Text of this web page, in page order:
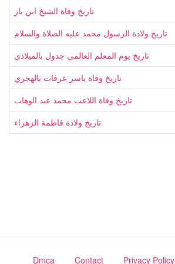
تاريخ وفاة الشيخ ابن باز
تاريخ ولادة الرسول محمد عليه الصلاة والسلام
تاريخ يوم المعلم العالمي جدول بالميلادي
تاريخ وفاة ياسر عرفات بالهجري
تاريخ وفاة اللاعب محمد عبد الوهاب
تاريخ ولادة فاطمة الزهراء
Dmca Contact Privacy Policy